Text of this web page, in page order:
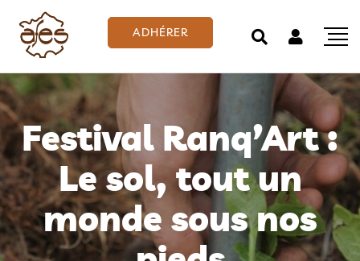
ADHÉRER
Festival Ranq’Art :
Le sol, tout un
monde sous nos